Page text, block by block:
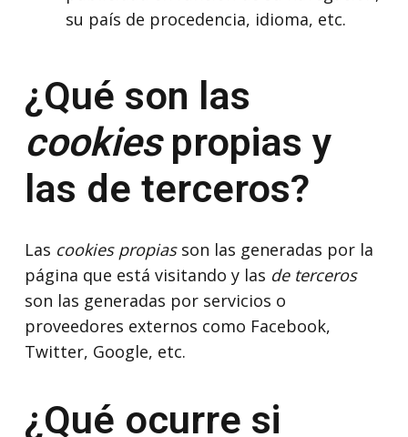
su país de procedencia, idioma, etc.
¿Qué son las
cookiespropias y
las de terceros?
Las cookies propiasson las generadas por la
página que está visitando y las de terceros
son las generadas por servicios o
proveedores externos como Facebook,
Twitter, Google, etc.
¿Qué ocurre si